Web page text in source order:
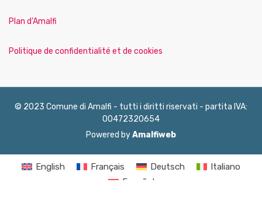
Plan d’Amalfi
Politique de confidentialité et de cookies
© 2023 Comune di Amalfi - tutti i diritti riservati - partita IVA:
00472320654
Powered byAmalfiweb
English Français Deutsch
Italiano
Español